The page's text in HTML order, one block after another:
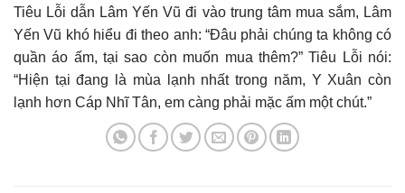
Tiêu Lỗi dẫn Lâm Yến Vũ đi vào trung tâm mua sắm, Lâm
Yến Vũ khó hiểu đi theo anh: “Đâu phải chúng ta không có
quần áo ấm, tại sao còn muốn mua thêm?” Tiêu Lỗi nói:
“Hiện tại đang là mùa lạnh nhất trong năm, Y Xuân còn
lạnh hơn Cáp Nhĩ Tân, em càng phải mặc ấm một chút.”